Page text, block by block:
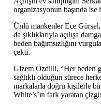
organizasyonun başında ise
Ünlü mankenler Ece
da şıklıklarıyla açılışa
beden bağımsızlığını
çekti.
Gizem Özdilli, “Her beden
sağlıklı olduğun sürece
markalarla doğru kişilerle
White’s’ın fark yaratan